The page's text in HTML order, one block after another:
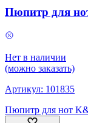
Пюпитр для
Нет в наличии
(можно заказать)
Артикул: 101835
Пюпитр для нот